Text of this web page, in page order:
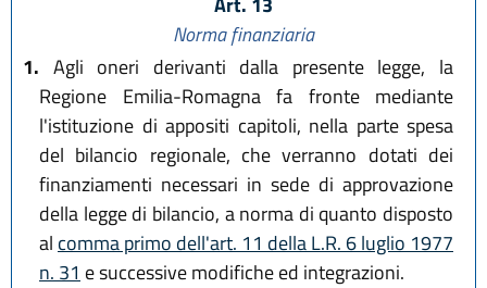
Norma finanziaria
1. Agli oneri derivanti dalla presente legge, la
Regione Emilia-Romagna fa fronte mediante
l'istituzione di appositi capitoli, nella parte spesa
del bilancio regionale, che verranno dotati dei
finanziamenti necessari in sede di approvazione
della legge di bilancio, a norma di quanto disposto
al comma primo dell'art. 11 della L.R. 6 luglio 1977
n. 31 e successive modifiche ed integrazioni.